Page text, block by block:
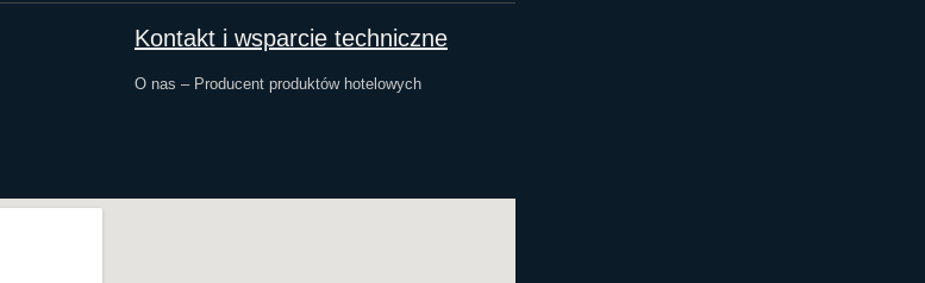
Kontakt i wsparcie techniczne
O nas – Producent produktów hotelowych